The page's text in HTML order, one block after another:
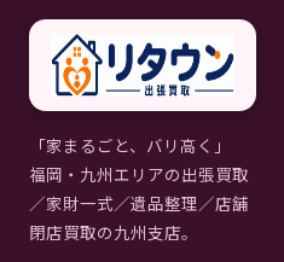
「家まるごと、バリ高く」
福岡・九州エリアの出張買取
／家財一式／遺品整理／店舗
閉店買取の九州支店。